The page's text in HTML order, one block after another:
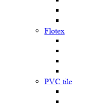
Flotex
PVC tile